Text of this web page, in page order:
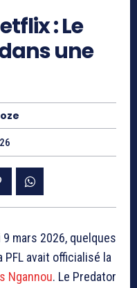
: Le
une
mars 2026, quelques
avait officialisé la
Ngannou. Le Predator